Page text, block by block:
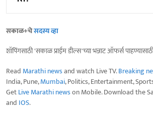
सकाळ+चेसदस्य व्हा
शॉपिंगसाठी 'सकाळ प्राईम डील्स'च्या भन्नाट ऑफर्स
Read Marathi newsand watch Live TV.Breaking
India, Pune,Mumbai, Politics, Entertainment,
GetLive Marathi newson Mobile. Download the
and IOS.